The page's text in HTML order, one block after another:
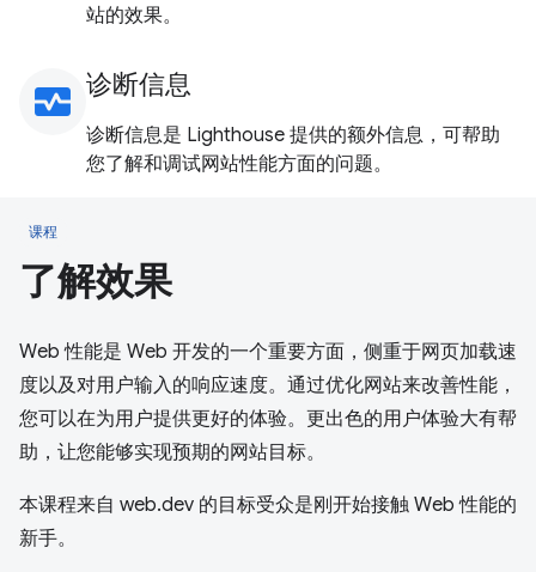
站的效果。
monitor_heart 诊断信息
诊断信息是 Lighthouse 提供的额外信息，可帮助
您了解和调试网站性能方面的问题。
课程
了解效果
Web 性能是 Web 开发的一个重要方面，侧重于网页加载速
度以及对用户输入的响应速度。通过优化网站来改善性能，
您可以在为用户提供更好的体验。更出色的用户体验大有帮
助，让您能够实现预期的网站目标。
本课程来自 web.dev 的目标受众是刚开始接触 Web 性能的
新手。